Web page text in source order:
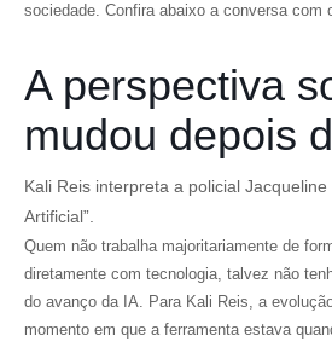
sociedade. Confira abaixo a conversa com
A perspectiva
mudou depois
Kali Reis interpreta a policial Jacqueline
Artificial”.
Quem não trabalha majoritariamente de
diretamente com tecnologia, talvez não
do avanço da IA. Para Kali Reis, a
momento em que a ferramenta estava